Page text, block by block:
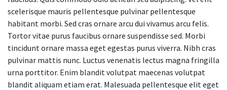
scelerisque mauris pellentesque pulvinar pellentesque
habitant morbi. Sed cras ornare arcu dui vivamus arcu felis.
Tortor vitae purus faucibus ornare suspendisse sed. Morbi
tincidunt ornare massa eget egestas purus viverra. Nibh cras
pulvinar mattis nunc. Luctus venenatis lectus magna fringilla
urna porttitor. Enim blandit volutpat maecenas volutpat
blandit aliquam etiam erat. Malesuada pellentesque elit eget